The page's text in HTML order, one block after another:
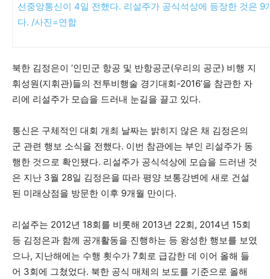
선중앙통신이 4일 전했다. 리설주가 공식석상에 등장한 것은 9
다. /사진=연합
북한 김정은이 ‘인민군 항공 및 반항공군(우리의 공군) 비행 지
휘성원(지휘관)들의 전투비행술 경기대회-2016’을 참관한 자
리에 리설주가 모습을 드러내 눈길을 끌고 있다.
통신은 구체적인 대회 개최 날짜는 밝히지 않은 채 김정은의
군 관련 행보 소식을 전했다. 이번 참관에는 부인 리설주가 동
행한 것으로 확인됐다. 리설주가 공식석상에 모습을 드러낸 것
은 지난 3월 28일 김정은을 따라 평양 보통강변에 새로 건설
된 미래상점을 방문한 이후 9개월 만이다.
리설주는 2012년 18회를 비롯해 2013년 22회, 2014년 15회
등 김정은과 함께 공개활동을 진행하는 등 왕성한 행보를 보였
으나, 지난해에는 수행 횟수가 7회로 급감한 데 이어 올해 들
어 3회에 그쳤었다. 북한 공식 매체의 보도를 기준으로 올해